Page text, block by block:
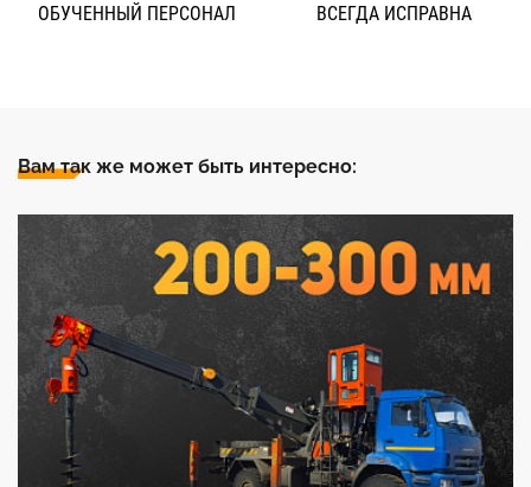
ОБУЧЕННЫЙ ПЕРСОНАЛ ВСЕГДА ИСПРАВНА
Вам так же может быть интересно: